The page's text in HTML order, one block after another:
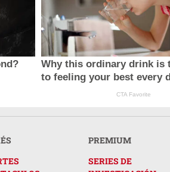
Why this ordinary drink is
to feeling your best every
CTA Favorite
PREMIUM
SERIES DE